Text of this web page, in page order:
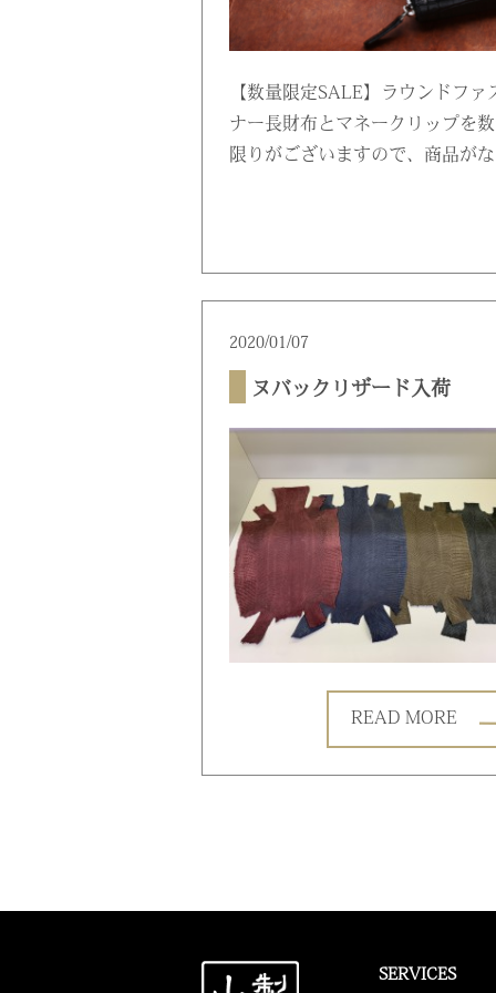
【数量限定SALE】ラウンドフ
ナー長財布とマネークリップを
限りがございますので、商品が
2020/01/07
ヌバックリザード入荷
READ MORE
SERVICES